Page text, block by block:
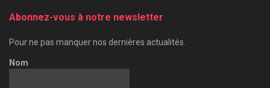
Abonnez-vous à notre newsletter
Pour ne pas manquer nos dernières actualités.
Nom